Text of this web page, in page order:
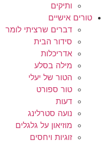
ותיקים
טורים אישיים
דברים שרציתי לומר
סידור הבית
אדריכלות
מילה בסלע
הטור של יעלי
טור ספורט
דעות
נועה סטרלינג
מוזיאון על גלגלים
זוגיות ויחסים